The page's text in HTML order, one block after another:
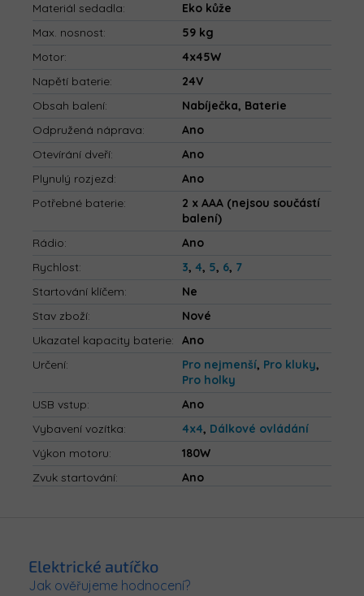
Materiál sedadla:
Eko kůže
Max. nosnost:
59 kg
Motor:
4x45W
Napětí baterie:
24V
Obsah balení:
Nabíječka, Baterie
Odpružená náprava:
Ano
Otevírání dveří:
Ano
Plynulý rozjezd:
Ano
Potřebné baterie:
2 x AAA (nejsou součástí
balení)
Rádio:
Ano
Rychlost: 3, 4, 5, 6, 7
Startování klíčem:
Ne
Stav zboží:
Nové
Ukazatel kapacity baterie:
Ano
Určení: Pro nejmenší, Pro kluky,
Pro holky
USB vstup:
Ano
Vybavení vozítka: 4x4, Dálkové ovládání
Výkon motoru:
180W
Zvuk startování: Ano
Elektrické autíčko
Jak ověřujeme hodnocení?